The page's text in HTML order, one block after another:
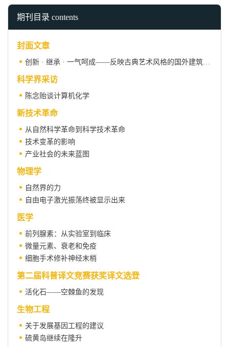
期刊目录 contents
封面文章
创新 · 继承 · 一气呵成——反映古典艺术风格的国外建筑设计
科学界采访
陈念贻谈计算机化学
新技术革命
从自然科学革命到科学技术革命
技术变革的影响
产业社会的未来蓝图
物理学
自然界的力
自由电子激光振荡终被显示出来
医学
前列腺素：从实验室到临床
微量元素、衰老和免疫
细胞手术修补神经末梢
第二届科普译文竞赛获奖译文选登
活化石——空棘鱼的发现
生物工程
关于发展基因工程的建议
硫黄岛继续在隆升